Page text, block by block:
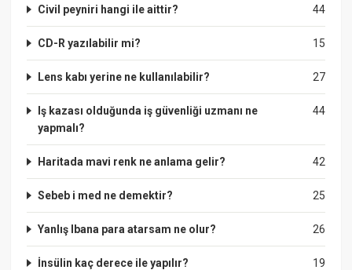
44
Civil peyniri hangi ile aittir?
15
CD-R yazılabilir mi?
27
Lens kabı yerine ne kullanılabilir?
44
Iş kazası olduğunda iş güvenliği uzmanı ne
yapmalı?
42
Haritada mavi renk ne anlama gelir?
25
Sebeb i med ne demektir?
26
Yanlış Ibana para atarsam ne olur?
19
İnsülin kaç derece ile yapılır?